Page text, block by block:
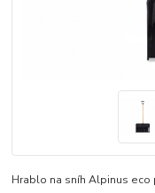
Hrablo na sníh Alpinus eco